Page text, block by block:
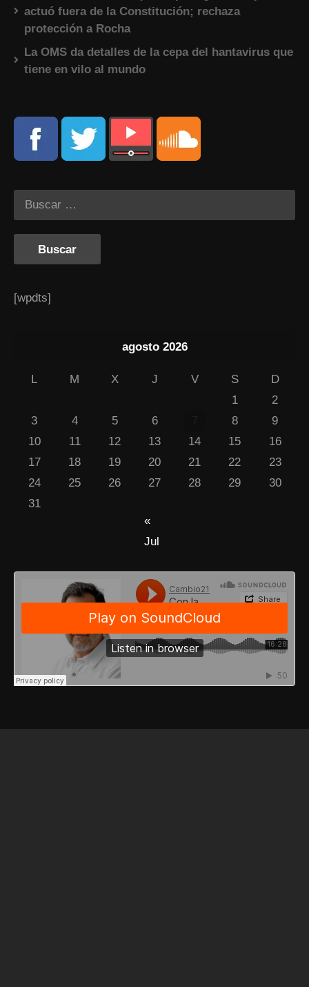
actuó fuera de la Constitución; rechaza
protección a Rocha
La OMS da detalles de la cepa del hantavirus que
tiene en vilo al mundo
[wpdts]
agosto 2026
L M X J V S
D
1
2
3
4 5 6 8
9
10
11 12 13 14 15
16
17
18 19 20 21 22
23
24
25 26 27 28 29
30
31
«
Jul